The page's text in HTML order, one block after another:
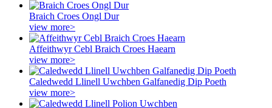
Braich Croes Ongl Dur
view more>
Affeithwyr Cebl Braich Croes Haearn
view more>
Caledwedd Llinell Uwchben Galfanedig Dip Poeth
view more>